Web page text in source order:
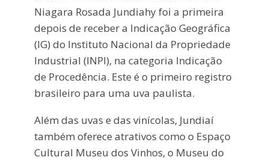
Niagara Rosada Jundiahy foi a primeira
depois de receber a Indicação Geográfica
(IG) do Instituto Nacional da Propriedade
Industrial (INPI), na categoria Indicação
de Procedência. Este é o primeiro registro
brasileiro para uma uva paulista.
Além das uvas e das vinícolas, Jundiaí
também oferece atrativos como o Espaço
Cultural Museu dos Vinhos, o Museu do